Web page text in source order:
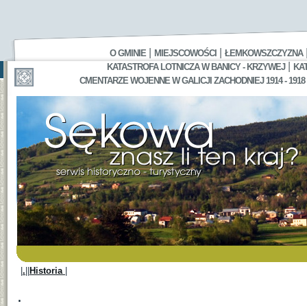
O GMINIE MIEJSCOWOŚCI ŁEMKOWSZCZYZNA
KATASTROFA LOTNICZA W BANICY - KRZYWEJ|
CMENTARZE WOJENNE W GALICJI ZACHODNIEJ 1914 - 1918
. Historia
.